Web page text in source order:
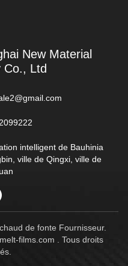
New Material
Co., Ltd
intelligent de Bauhinia
ville de Qingxi, ville de
de fonte Fournisseur.
films.com . Tous droits